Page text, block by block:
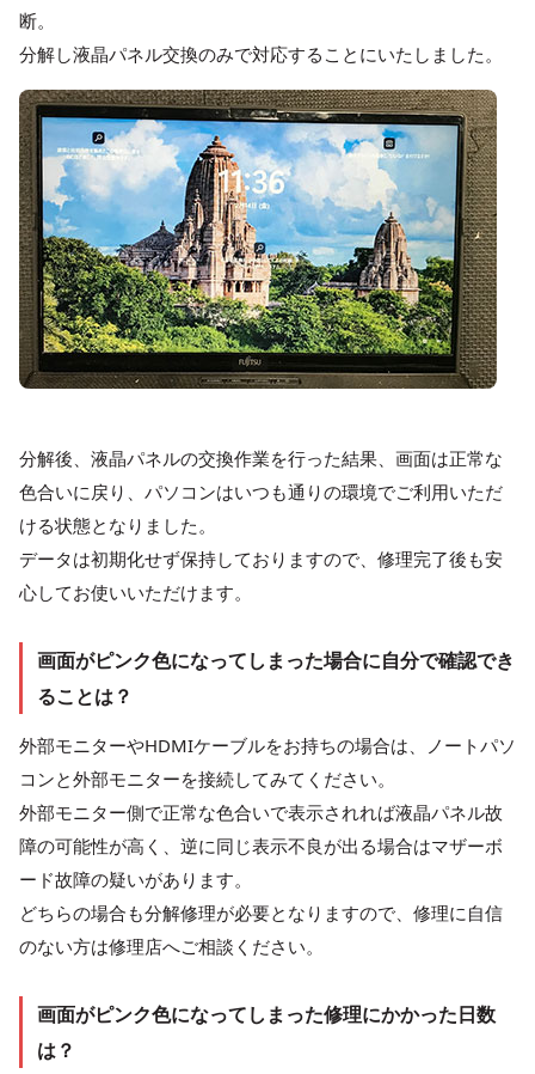
断。
分解し液晶パネル交換のみで対応することにいたしました。
分解後、液晶パネルの交換作業を行った結果、画面は正常な
色合いに戻り、パソコンはいつも通りの環境でご利用いただ
ける状態となりました。
データは初期化せず保持しておりますので、修理完了後も安
心してお使いいただけます。
画面がピンク色になってしまった場合に自分で確認でき
ることは？
外部モニターやHDMIケーブルをお持ちの場合は、ノートパソ
コンと外部モニターを接続してみてください。
外部モニター側で正常な色合いで表示されれば液晶パネル故
障の可能性が高く、逆に同じ表示不良が出る場合はマザーボ
ード故障の疑いがあります。
どちらの場合も分解修理が必要となりますので、修理に自信
のない方は修理店へご相談ください。
画面がピンク色になってしまった修理にかかった日数
は？